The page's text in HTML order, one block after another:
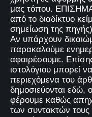
μας τόπου.
από το διαδίκτυο
σημείωση της
Αν υπάρχουν
παρακαλούμε
αφαιρέσουμε.
ιστολόγιου μπορεί
περιεχόμενα του
δημοσιεύονται εδώ,
φέρουμε καθώς
των συντακτών τους